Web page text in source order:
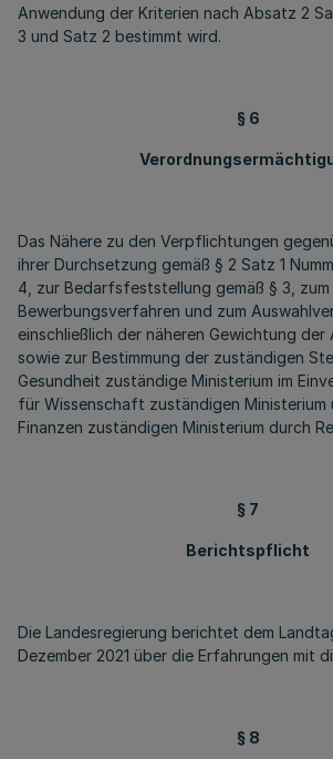
Anwendung der Kriterien nach Absatz 2
3 und Satz 2 bestimmt wird.
§ 6
Das Nähere zu den Verpflichtungen
ihrer Durchsetzung gemäß § 2 Satz 1
4, zur Bedarfsfeststellung gemäß § 3, zum
Bewerbungsverfahren und zum
einschließlich der näheren Gewichtung der
sowie zur Bestimmung der zuständigen
Gesundheit zuständige Ministerium im
für Wissenschaft zuständigen Ministerium
Finanzen zuständigen Ministerium durch
§ 7
Berichtspflicht
Die Landesregierung berichtet dem
Dezember 2021 über die Erfahrungen mit
§ 8